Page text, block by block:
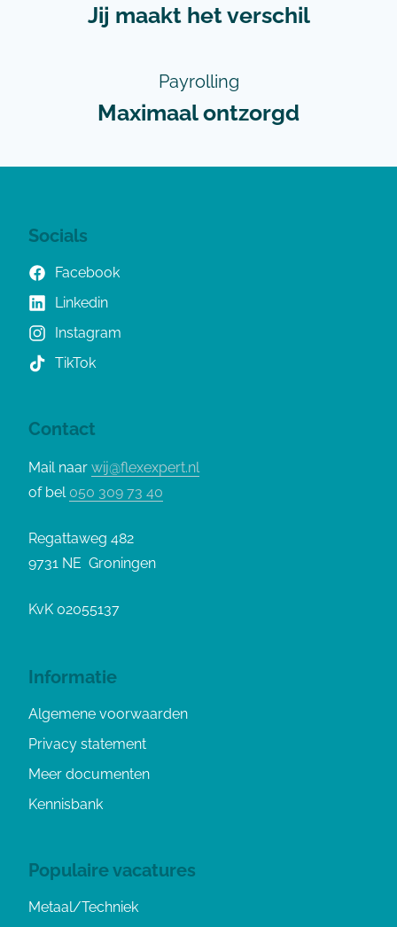
Jij maakt het verschil
Payrolling
Maximaal ontzorgd
Socials
Facebook
Linkedin
Instagram
TikTok
Contact
Mail naar wij@flexexpert.nl
of bel 050 309 73 40
Regattaweg 482
9731 NE Groningen
KvK 02055137
Informatie
Algemene voorwaarden
Privacy statement
Meer documenten
Kennisbank
Populaire vacatures
Metaal/Techniek